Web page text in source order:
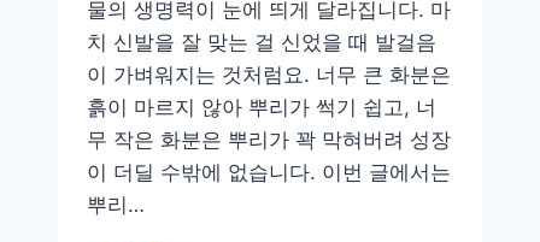
리
는
식
물
물의 생명력이 눈에 띄게 달라집니다. 마
치 신발을 잘 맞는 걸 신었을 때 발걸음
이 가벼워지는 것처럼요. 너무 큰 화분은
흙이 마르지 않아 뿌리가 썩기 쉽고, 너
무 작은 화분은 뿌리가 꽉 막혀버려 성장
이 더딜 수밖에 없습니다. 이번 글에서는
뿌리…